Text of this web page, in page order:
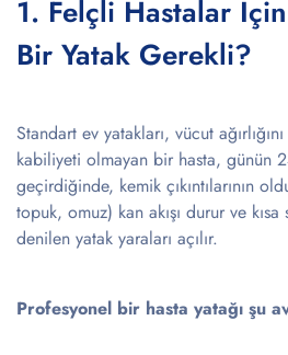
1. Felçli Hastalar
Bir Yatak Gerekli?
Standart ev yatakları, vücut
kabiliyeti olmayan bir hasta, günün
geçirdiğinde, kemik çıkıntılarının
topuk, omuz) kan akışı durur ve
denilen yatak yaraları açılır.
Profesyonel bir hasta yatağı şu